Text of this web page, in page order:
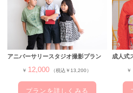
アニバーサリースタジオ撮影プラン
￥ 12,000 （税込￥13,200）
プランを詳しくみる
成人式
￥